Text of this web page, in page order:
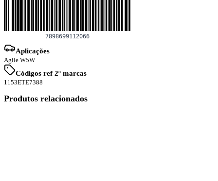
Aplicações
Agile W5W
Códigos ref 2º marcas
1153ETE7388
Produtos relacionados